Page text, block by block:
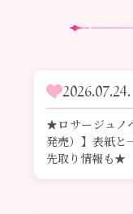
2026.07.24.
★ロサージュノ
発売）】表紙
先取り情報も★